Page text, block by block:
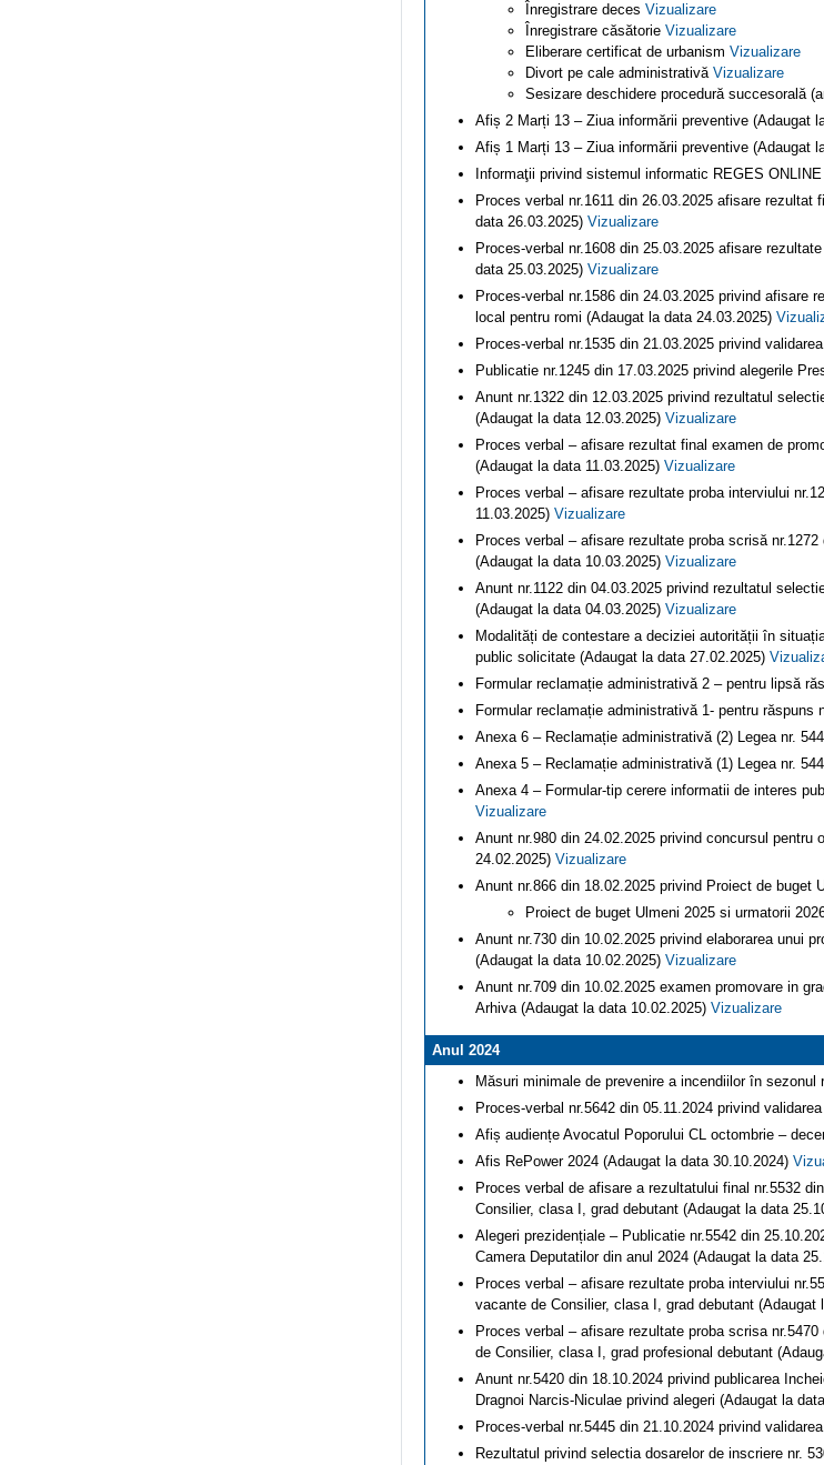
Înregistrare deces Vizualizare
Înregistrare căsătorie Vizualizare
Eliberare certificat de urbanism Vizualizare
Divort pe cale administrativă Vizualizare
Sesizare deschidere procedură succesorală
Afiș 2 Marți 13 – Ziua informării preventive (Adaugat
Afiș 1 Marți 13 – Ziua informării preventive (Adaugat
Informaţii privind sistemul informatic REGES
Proces verbal nr.1611 din 26.03.2025 afisare
data 26.03.2025) Vizualizare
Proces-verbal nr.1608 din 25.03.2025 afisare
data 25.03.2025) Vizualizare
Proces-verbal nr.1586 din 24.03.2025 privind
local pentru romi (Adaugat la data 24.03.2025)
Proces-verbal nr.1535 din 21.03.2025 privind
Publicatie nr.1245 din 17.03.2025 privind alegerile
Anunt nr.1322 din 12.03.2025 privind rezultatul
(Adaugat la data 12.03.2025) Vizualizare
Proces verbal – afisare rezultat final examen de
(Adaugat la data 11.03.2025) Vizualizare
Proces verbal – afisare rezultate proba interviului
11.03.2025) Vizualizare
Proces verbal – afisare rezultate proba scrisă
(Adaugat la data 10.03.2025) Vizualizare
Anunt nr.1122 din 04.03.2025 privind rezultatul
(Adaugat la data 04.03.2025) Vizualizare
Modalități de contestare a deciziei autorității în
public solicitate (Adaugat la data 27.02.2025)
Formular reclamație administrativă 2 – pentru lipsă
Formular reclamație administrativă 1- pentru răspuns
Anexa 6 – Reclamație administrativă (2) Legea nr.
Anexa 5 – Reclamație administrativă (1) Legea nr.
Anexa 4 – Formular-tip cerere informatii de interes
Vizualizare
Anunt nr.980 din 24.02.2025 privind concursul
24.02.2025) Vizualizare
Anunt nr.866 din 18.02.2025 privind Proiect de buget
Proiect de buget Ulmeni 2025 si urmatorii
Anunt nr.730 din 10.02.2025 privind elaborarea unui
(Adaugat la data 10.02.2025) Vizualizare
Anunt nr.709 din 10.02.2025 examen promovare in
Arhiva (Adaugat la data 10.02.2025) Vizualizare
Anul 2024
Măsuri minimale de prevenire a incendiilor în sezonul
Proces-verbal nr.5642 din 05.11.2024 privind
Afiș audiențe Avocatul Poporului CL octombrie –
Afis RePower 2024 (Adaugat la data 30.10.2024)
Proces verbal de afisare a rezultatului final nr.5532
Consilier, clasa I, grad debutant (Adaugat la data
Alegeri prezidențiale – Publicatie nr.5542 din
Camera Deputatilor din anul 2024 (Adaugat la data
Proces verbal – afisare rezultate proba interviului
vacante de Consilier, clasa I, grad debutant (Adaugat
Proces verbal – afisare rezultate proba scrisa
de Consilier, clasa I, grad profesional debutant
Anunt nr.5420 din 18.10.2024 privind publicarea
Dragnoi Narcis-Niculae privind alegeri (Adaugat la
Proces-verbal nr.5445 din 21.10.2024 privind
Rezultatul privind selectia dosarelor de inscriere nr.